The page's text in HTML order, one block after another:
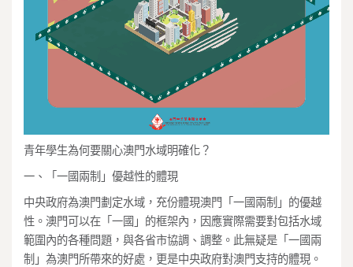
青年學生為何要關心澳門水域明確化？
一、「一國兩制」優越性的體現
中央政府為澳門劃定水域，充份體現澳門「一國兩制」的優越
性。澳門可以在「一國」的框架內，因應實際需要對包括水域
範圍內的各種問題，與各省市協調、調整。此無疑是「一國兩
制」為澳門所帶來的好處，更是中央政府對澳門支持的體現。